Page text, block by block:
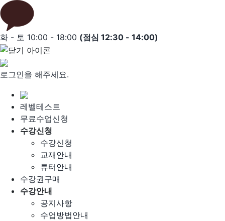
Skip
to
content
화 - 토 10:00 - 18:00 (점심 12:30 - 14:00)
로그인을 해주세요.
레벨테스트
무료수업신청
수강신청
수강신청
교재안내
튜터안내
수강권구매
수강안내
공지사항
수업방법안내